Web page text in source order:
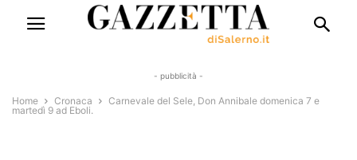
- pubblicità -
Home Cronaca
Carnevale del Sele, Don Annibale domenica 7 e
martedì 9 ad Eboli.